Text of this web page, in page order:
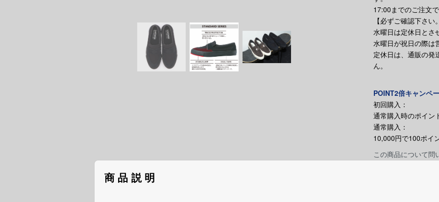
17:00までのご注文
【必ずご確認下さい
水曜日は定休日とさ
水曜日が祝日の際は
定休日は、通販の発
ん。
POINT2倍キャンペ
初回購入：
通常購入時のポイン
通常購入：
10,000円で100ポイ
この商品について問
商品説明